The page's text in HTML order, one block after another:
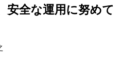
安全な運用に努めて